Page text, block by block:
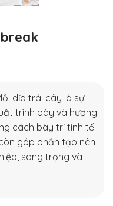
dĩa trái cây là sự
trình bày và hương
cách bày trí tinh tế
góp phần tạo nên
sang trọng và